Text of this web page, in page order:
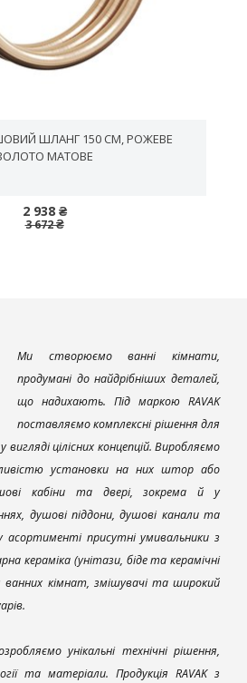
ШЛАНГ 150 СМ, PОЖЕВЕ
МАТОВЕ
2 938 ₴
3 672 ₴
Ми створюємо ванні кімнати,
продумані до найдрібніших деталей,
що надихають. Під маркою RAVAK
поставляємо комплексні рішення для
вигляді цілісних концепцій. Виробляємо
установки на них штор або
кабіни та двері, зокрема й у
душові піддони, душові канали та
присутні умивальники з
кераміка (унітази, біде та керамічні
ванних кімнат, змішувачі та широкий
унікальні технічні рішення,
та матеріали. Продукція RAVAK з